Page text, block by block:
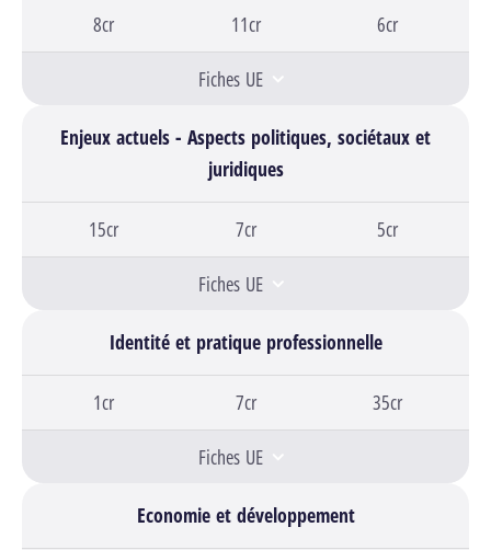
Bloc 1,
8cr Bloc 2,
11cr Bloc 3,
6cr
Fiches UE
Enjeux actuels - Aspects politiques, sociétaux et
juridiques
Bloc 1,
15cr Bloc 2,
7cr Bloc 3,
5cr
Fiches UE
Identité et pratique professionnelle
Bloc 1,
1cr Bloc 2,
7cr Bloc 3,
35cr
Fiches UE
Economie et développement